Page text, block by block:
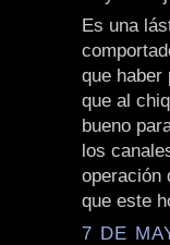
Es una
que haber
que al
bueno
los
operación
que este
7 DE